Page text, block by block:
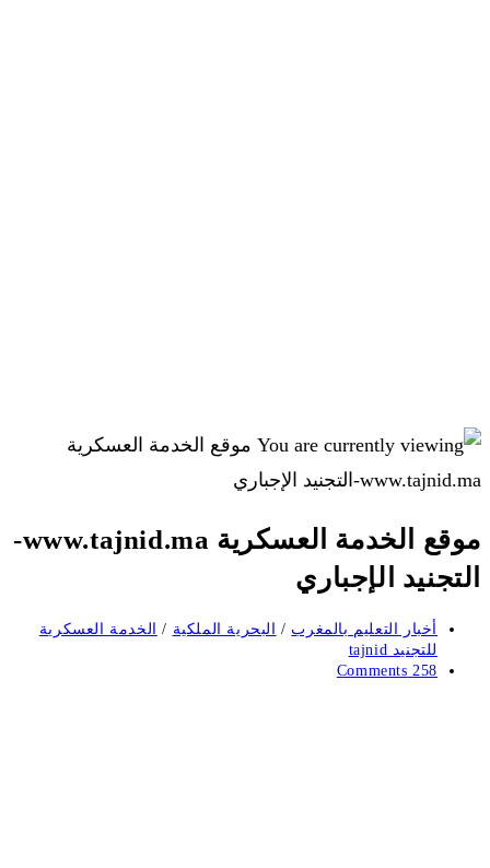
موقع الخدمة العسكرية www.tajnid.ma-
التجنيد الإجباري
Post
category:
أخبار التعليم بالمغرب / البحرية الملكية /
الخدمة العسكرية
للتجنيد tajnid
Post
258 Comments